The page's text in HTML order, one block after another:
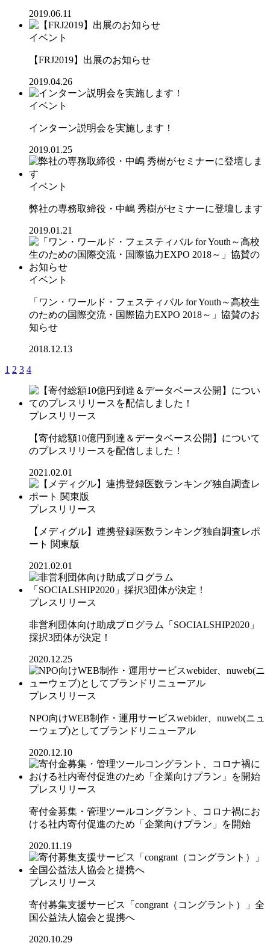
2019.06.11
イベント
【FRJ2019】出展のお知らせ
2019.04.26
イベント
インターン説明会を実施します！
2019.01.25
イベント
弊社の専務取締役・中嶋 秀樹がセミナーに登壇します
2019.01.21
イベント
「ワン・ワールド・フェスティバル for Youth～高校生
のための国際交流・国際協力EXPO 2018～」協賛のお
知らせ
2018.12.13
1 2 3 4
プレスリリース
【寄付総額10億円到達＆データベース公開】について
のプレスリリースを配信しました！
2021.02.01
プレスリリース
【メディグル】連携登録医数ランキング独⾃調査レポ
ート 関東版
2021.02.01
プレスリリース
非営利団体向け助成プログラム「SOCIALSHIP2020」
採択3団体が決定！
2020.12.25
プレスリリース
NPO向けWEB制作・運用サービスwebider、nuweb(ニュ
ーウェブ)としてブランドリニューアル
2020.12.10
プレスリリース
寄付金募集・管理ツールコングラント、コロナ禍にお
ける社内寄付促進のため「企業向けプラン」を開始
2020.11.19
プレスリリース
寄付募集支援サービス「congrant（コングラント）」全
国公益法人協会と提携へ
2020.10.29